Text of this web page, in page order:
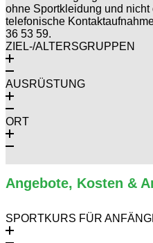
ohne Sportkleidung und
telefonische
36 53 59.
ZIEL-/ALTERSGRUPPEN
AUSRÜSTUNG
ORT
Angebote, Kosten &
SPORTKURS FÜR